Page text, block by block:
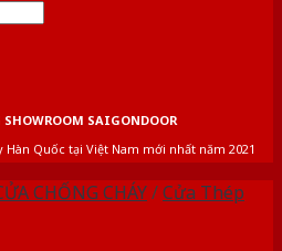
SHOWROOM SAIGONDOOR
Quốc tại Việt Nam mới nhất năm 2021
CHỐNG CHÁY/Cửa Thép